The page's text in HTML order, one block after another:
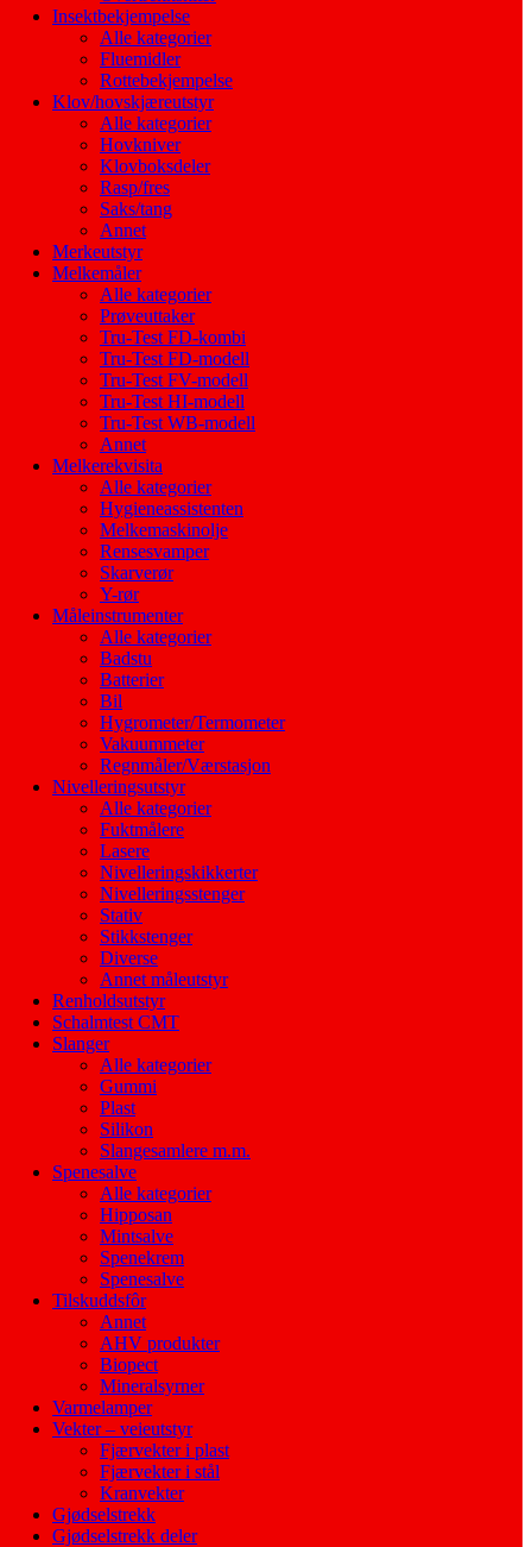
Insektbekjempelse
Alle kategorier
Fluemidler
Rottebekjempelse
Klov/hovskjæreutstyr
Alle kategorier
Hovkniver
Klovboksdeler
Rasp/fres
Saks/tang
Annet
Merkeutstyr
Melkemåler
Alle kategorier
Prøveuttaker
Tru-Test FD-kombi
Tru-Test FD-modell
Tru-Test FV-modell
Tru-Test HI-modell
Tru-Test WB-modell
Annet
Melkerekvisita
Alle kategorier
Hygieneassistenten
Melkemaskinolje
Rensesvamper
Skarverør
Y-rør
Måleinstrumenter
Alle kategorier
Badstu
Batterier
Bil
Hygrometer/Termometer
Vakuummeter
Regnmåler/Værstasjon
Nivelleringsutstyr
Alle kategorier
Fuktmålere
Lasere
Nivelleringskikkerter
Nivelleringsstenger
Stativ
Stikkstenger
Diverse
Annet måleutstyr
Renholdsutstyr
Schalmtest CMT
Slanger
Alle kategorier
Gummi
Plast
Silikon
Slangesamlere m.m.
Spenesalve
Alle kategorier
Hipposan
Mintsalve
Spenekrem
Spenesalve
Tilskuddsfôr
Annet
AHV produkter
Biopect
Mineralsyrner
Varmelamper
Vekter – veieutstyr
Fjærvekter i plast
Fjærvekter i stål
Kranvekter
Gjødselstrekk
Gjødselstrekk deler